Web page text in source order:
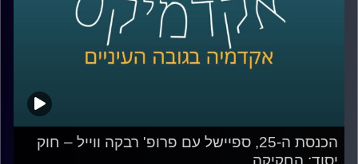
הכנסת ה-25, ספיישל עם פרופ' רבקה ווייל – חוק
יסוד: החקיקה